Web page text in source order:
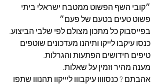
״קובי השף הפשוט ממטבח ישראלי ביתי
פשוט טעים בטעם של פעם״
בפייסבוק כל מתכון מצולם לפי שלבי הביצוע.
כנסו עיקבו לייקו ותיהנו מעדכונים שוטפים
טיפים חידושים הפתעות והגרלות.
מענה מהיר וזמין על שאלות.
אהבתם ? כנסוווו עיקבווו ליייקוו תהנווו שתפו